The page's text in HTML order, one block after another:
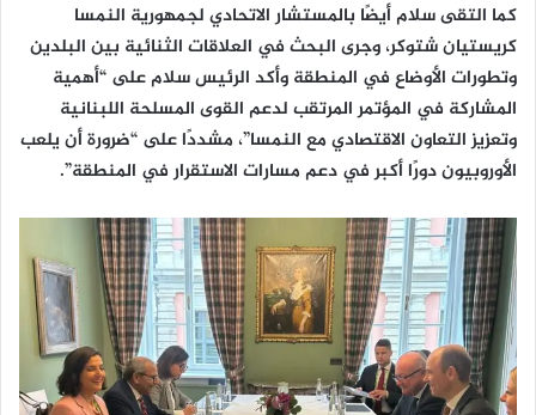
كما التقى سلام أيضًا بالمستشار الاتحادي لجمهورية النمسا
كريستيان شتوكر، وجرى البحث في العلاقات الثنائية بين البلدين
وتطورات الأوضاع في المنطقة وأكد الرئيس سلام على “أهمية
المشاركة في المؤتمر المرتقب لدعم القوى المسلحة اللبنانية
وتعزيز التعاون الاقتصادي مع النمسا”، مشددًا على “ضرورة أن يلعب
الأوروبيون دورًا أكبر في دعم مسارات الاستقرار في المنطقة”.